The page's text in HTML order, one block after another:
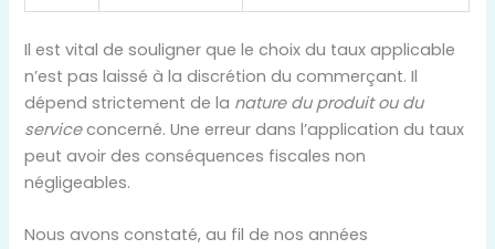
Il est vital de souligner que le choix du taux applicable
n’est pas laissé à la discrétion du commerçant. Il
dépend strictement de la nature du produit ou du
serviceconcerné. Une erreur dans l’application du taux
peut avoir des conséquences fiscales non
négligeables.
Nous avons constaté, au fil de nos années